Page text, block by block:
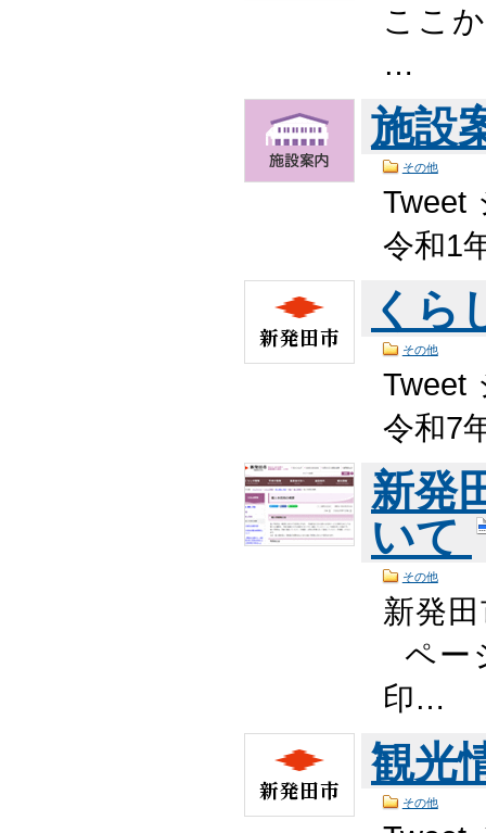
ここ
…
施設
その他
令和1
くら
その他
令和7
新発
いて
その他
新発
ペー
印…
観光
その他